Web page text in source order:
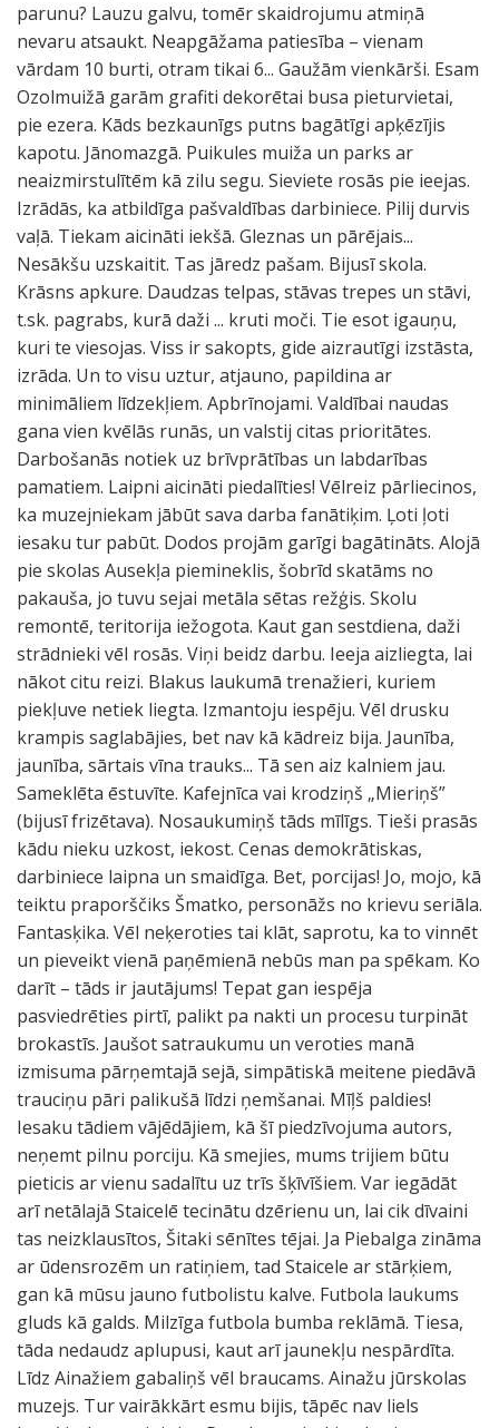
parunu? Lauzu galvu, tomēr skaidrojumu atmiņā
nevaru atsaukt. Neapgāžama patiesība – vienam
vārdam 10 burti, otram tikai 6... Gaužām vienkārši. Esam
Ozolmuižā garām grafiti dekorētai busa pieturvietai,
pie ezera. Kāds bezkaunīgs putns bagātīgi apķēzījis
kapotu. Jānomazgā. Puikules muiža un parks ar
neaizmirstulītēm kā zilu segu. Sieviete rosās pie ieejas.
Izrādās, ka atbildīga pašvaldības darbiniece. Pilij durvis
vaļā. Tiekam aicināti iekšā. Gleznas un pārējais...
Nesākšu uzskaitit. Tas jāredz pašam. Bijusī skola.
Krāsns apkure. Daudzas telpas, stāvas trepes un stāvi,
t.sk. pagrabs, kurā daži ... kruti moči. Tie esot igauņu,
kuri te viesojas. Viss ir sakopts, gide aizrautīgi izstāsta,
izrāda. Un to visu uztur, atjauno, papildina ar
minimāliem līdzekļiem. Apbrīnojami. Valdībai naudas
gana vien kvēlās runās, un valstij citas prioritātes.
Darbošanās notiek uz brīvprātības un labdarības
pamatiem. Laipni aicināti piedalīties! Vēlreiz pārliecinos,
ka muzejniekam jābūt sava darba fanātiķim. Ļoti ļoti
iesaku tur pabūt. Dodos projām garīgi bagātināts. Alojā
pie skolas Ausekļa piemineklis, šobrīd skatāms no
pakauša, jo tuvu sejai metāla sētas režģis. Skolu
remontē, teritorija iežogota. Kaut gan sestdiena, daži
strādnieki vēl rosās. Viņi beidz darbu. Ieeja aizliegta, lai
nākot citu reizi. Blakus laukumā trenažieri, kuriem
piekļuve netiek liegta. Izmantoju iespēju. Vēl drusku
krampis saglabājies, bet nav kā kādreiz bija. Jaunība,
jaunība, sārtais vīna trauks... Tā sen aiz kalniem jau.
Sameklēta ēstuvīte. Kafejnīca vai krodziņš „Mieriņš”
(bijusī frizētava). Nosaukumiņš tāds mīlīgs. Tieši prasās
kādu nieku uzkost, iekost. Cenas demokrātiskas,
darbiniece laipna un smaidīga. Bet, porcijas! Jo, mojo, kā
teiktu praporščiks Šmatko, personāžs no krievu seriāla.
Fantasķika. Vēl neķeroties tai klāt, saprotu, ka to vinnēt
un pieveikt vienā paņēmienā nebūs man pa spēkam. Ko
darīt – tāds ir jautājums! Tepat gan iespēja
pasviedrēties pirtī, palikt pa nakti un procesu turpināt
brokastīs. Jaušot satraukumu un veroties manā
izmisuma pārņemtajā sejā, simpātiskā meitene piedāvā
trauciņu pāri palikušā līdzi ņemšanai. Mīļš paldies!
Iesaku tādiem vājēdājiem, kā šī piedzīvojuma autors,
neņemt pilnu porciju. Kā smejies, mums trijiem būtu
pieticis ar vienu sadalītu uz trīs šķīvīšiem. Var iegādāt
arī netālajā Staicelē tecinātu dzērienu un, lai cik dīvaini
tas neizklausītos, Šitaki sēnītes tējai. Ja Piebalga zināma
ar ūdensrozēm un ratiņiem, tad Staicele ar stārķiem,
gan kā mūsu jauno futbolistu kalve. Futbola laukums
gluds kā galds. Milzīga futbola bumba reklāmā. Tiesa,
tāda nedaudz aplupusi, kaut arī jaunekļu nespārdīta.
Līdz Ainažiem gabaliņš vēl braucams. Ainažu jūrskolas
muzejs. Tur vairākkārt esmu bijis, tāpēc nav liels